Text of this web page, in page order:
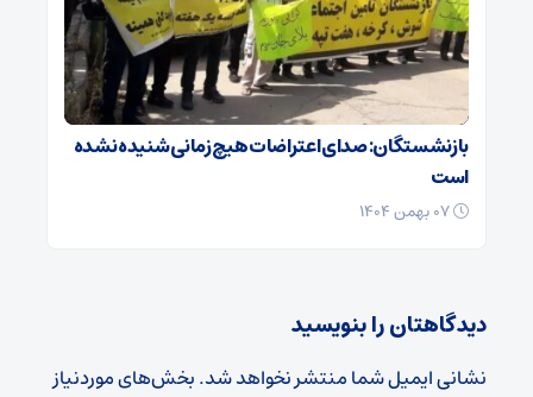
بازنشستگان: صدای اعتراضات هیچ زمانی شنیده نشده
است
دیدگاهتان را بنویسید
نشانی ایمیل شما منتشر نخواهد شد.بخش‌های موردنیاز